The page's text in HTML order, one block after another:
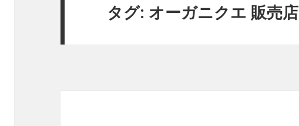
タグ: オーガニクエ 販売店